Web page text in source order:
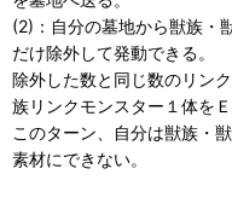
(2)：自分の墓地から獣族・
だけ除外して発動できる。
除外した数と同じ数のリン
族リンクモンスター１体を
このターン、自分は獣族・
素材にできない。